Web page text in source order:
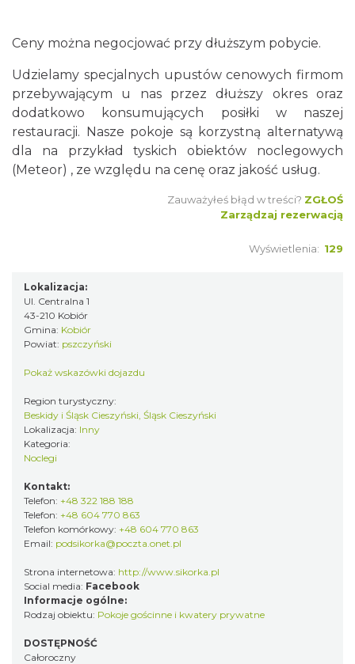
Ceny można negocjować przy dłuższym pobycie.
Udzielamy specjalnych upustów cenowych firmom
przebywającym u nas przez dłuższy okres oraz
dodatkowo konsumujących posiłki w naszej
restauracji. Nasze pokoje są korzystną alternatywą
dla na przykładtyskich obiektów noclegowych
(Meteor) , ze względu na cenę oraz jakość usług.
Zauważyłeś błąd w treści? ZGŁOŚ
Zarządzaj rezerwacją
Wyświetlenia: 129
Lokalizacja:
Ul. Centralna 1
43-210 Kobiór
Gmina: Kobiór
Powiat: pszczyński
Pokaż wskazówki dojazdu
Region turystyczny:
Beskidy i Śląsk Cieszyński, Śląsk Cieszyński
Lokalizacja: Inny
Kategoria:
Noclegi
Kontakt:
Telefon: +48 322 188 188
Telefon: +48 604 770 863
Telefon komórkowy: +48 604 770 863
Email: podsikorka@poczta.onet.pl
Strona internetowa: http://www.sikorka.pl
Social media: Facebook
Informacje ogólne:
Rodzaj obiektu: Pokoje gościnne i kwatery prywatne
DOSTĘPNOŚĆ
Całoroczny